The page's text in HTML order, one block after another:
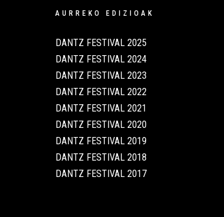
AURREKO EDIZIOAK
DANTZ FESTIVAL 2025
DANTZ FESTIVAL 2024
DANTZ FESTIVAL 2023
DANTZ FESTIVAL 2022
DANTZ FESTIVAL 2021
DANTZ FESTIVAL 2020
DANTZ FESTIVAL 2019
DANTZ FESTIVAL 2018
DANTZ FESTIVAL 2017